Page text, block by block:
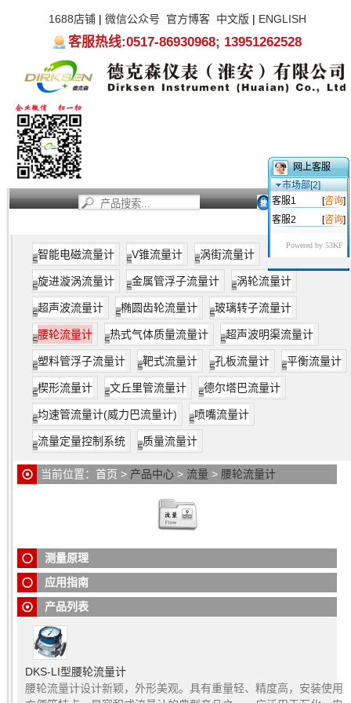
1688店铺| 微信公众号 官方博客 中文版 | ENGLISH
客服热线:0517-86930968; 13951262528
智能电磁流量计 V锥流量计 涡街流量计
旋进漩涡流量计 金属管浮子流量计 涡轮流量计
超声波流量计 椭圆齿轮流量计 玻璃转子流量计
腰轮流量计 热式气体质量流量计 超声波明渠流量计
塑料管浮子流量计 靶式流量计 孔板流量计 平衡流量计
楔形流量计 文丘里管流量计 德尔塔巴流量计
均速管流量计(威力巴流量计) 喷嘴流量计
流量定量控制系统 质量流量计
当前位置： 首页 > 产品中心 > 流量 > 腰轮流量计
测量原理
腰轮流量计原理：当被测液体流经计量腔时，流量计的进口端形成一个差
压，在此压力推动下，使腰轮旋转，同时通过固定在腰轮轴上的一对驱动
齿轮，使两个腰轮交换驱动旋转，由于计量腔的容积是一个固定值，所
传给计数器，计数器的累计值即是被测液体在某段时间内的体积流量。
应用指南
特点。是容积式流量计的典型产品之一。广泛用于石化、电力、冶金、交
通、国防以及商贸等部门对汽油、煤油及轻柴油等油品的计量。
产品列表
DKS-LI型腰轮流量计
腰轮流量计设计新颖，外形美观。具有重量轻、精度高，安装使用
网上客服
市场部[2]
客服1
[咨询]
客服2
[咨询]
Powered by 53KF